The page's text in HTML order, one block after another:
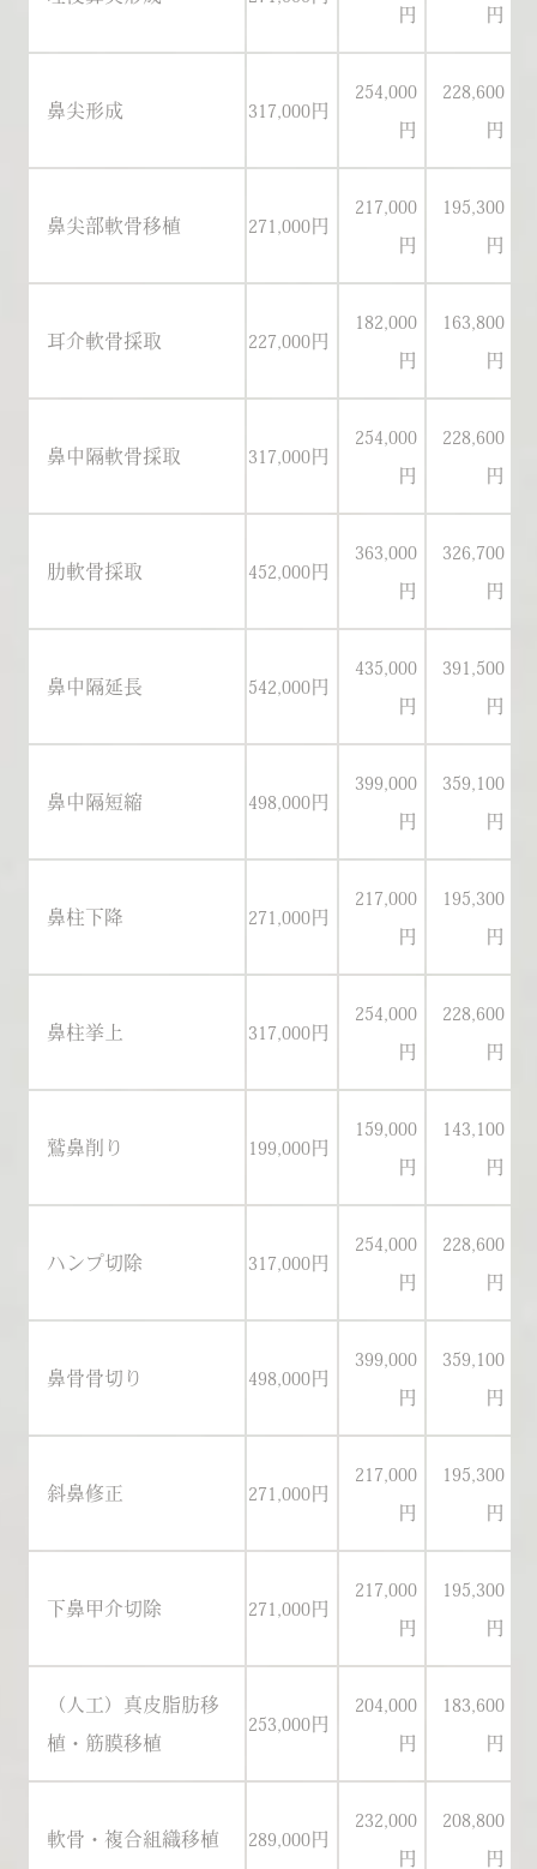
円
円
鼻尖形成 317,000円
254,000
円
228,600
円
鼻尖部軟骨移植 271,000円
217,000
円
195,300
円
耳介軟骨採取 227,000円
182,000
円
163,800
円
鼻中隔軟骨採取 317,000円
254,000
円
228,600
円
肋軟骨採取 452,000円
363,000
円
326,700
円
鼻中隔延長 542,000円
435,000
円
391,500
円
鼻中隔短縮 498,000円
399,000
円
359,100
円
鼻柱下降 271,000円
217,000
円
195,300
円
鼻柱挙上 317,000円
254,000
円
228,600
円
鷲鼻削り 199,000円
159,000
円
143,100
円
ハンプ切除 317,000円
254,000
円
228,600
円
鼻骨骨切り 498,000円
399,000
円
359,100
円
斜鼻修正 271,000円
217,000
円
195,300
円
下鼻甲介切除 271,000円
217,000
円
195,300
円
（人工）真皮脂肪移
植・筋膜移植
253,000円
204,000
円
183,600
円
軟骨・複合組織移植 289,000円
232,000
円
208,800
円